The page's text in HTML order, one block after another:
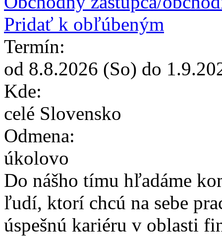
Pridať k obľúbeným
Termín:
od 8.8.2026 (So) do
Kde:
celé Slovensko
Odmena:
úkolovo
Do nášho tímu hľadáme
ľudí, ktorí chcú na sebe
úspešnú kariéru v oblasti